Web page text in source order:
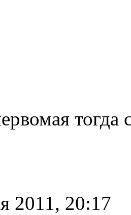
тогда
2011, 20:17